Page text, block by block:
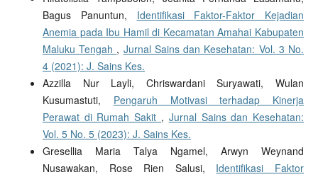
Bagus Panuntun, Identifikasi Faktor-Faktor Kejadian
Anemia pada Ibu Hamil di Kecamatan Amahai Kabupaten
Maluku Tengah , Jurnal Sains dan Kesehatan: Vol. 3 No.
4 (2021): J. Sains Kes.
Azzilla Nur Layli, Chriswardani Suryawati, Wulan
Kusumastuti, Pengaruh Motivasi terhadap Kinerja
Perawat di Rumah Sakit , Jurnal Sains dan Kesehatan:
Vol. 5 No. 5 (2023): J. Sains Kes.
Gresellia Maria Talya Ngamel, Arwyn Weynand
Nusawakan, Rose Rien Salusi, Identifikasi Faktor